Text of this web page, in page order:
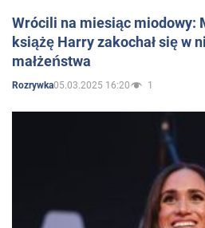
Wrócili na miesiąc miodowy:
książę Harry zakochał się w
małżeństwa
Rozrywka05.03.2025 16:20 1